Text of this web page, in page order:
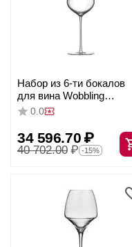
Набор из 6-ти бокалов
для вина Wobbling
Burgundy Sensual 730мл;
0.0
34 596.70 ₽
40 702.00 ₽ -15%